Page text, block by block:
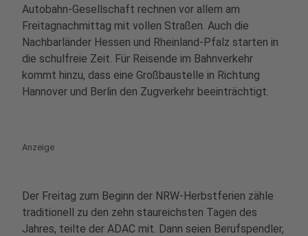
Autobahn-Gesellschaft rechnen vor allem am
Freitagnachmittag mit vollen Straßen. Auch die
Nachbarländer Hessen und Rheinland-Pfalz starten in
die schulfreie Zeit. Für Reisende im Bahnverkehr
kommt hinzu, dass eine Großbaustelle in Richtung
Hannover und Berlin den Zugverkehr beeinträchtigt.
Anzeige
Der Freitag zum Beginn der NRW-Herbstferien zähle
traditionell zu den zehn staureichsten Tagen des
Jahres, teilte der ADAC mit. Dann seien Berufspendler,